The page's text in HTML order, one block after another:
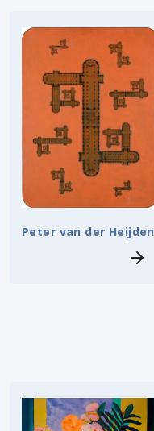
Peter van der Heijden